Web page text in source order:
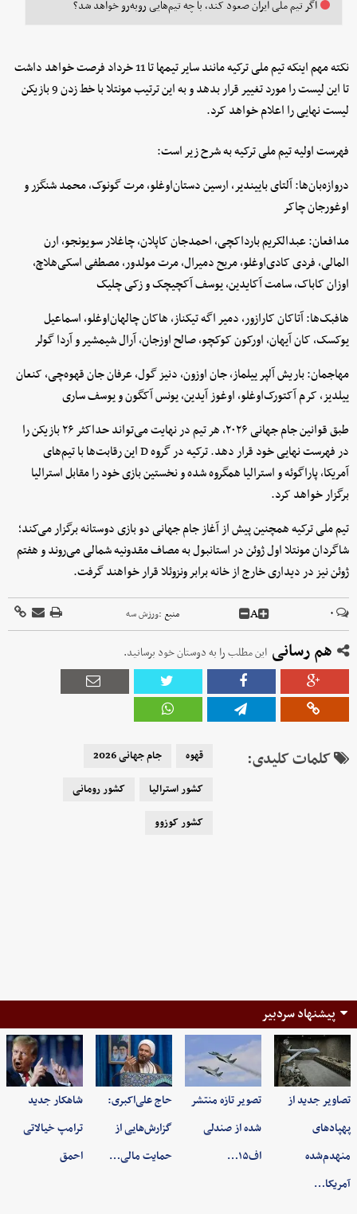
اگر تیم ملی ایران صعود کند، با چه تیم‌هایی روبه‌رو خواهد شد؟
نکته مهم اینکه تیم ملی ترکیه مانند سایر تیمها تا 11 خرداد فرصت خواهد داشت
تا این لیست را مورد تغییر قرار بدهد و به این ترتیب مونتلا با خط زدن 9 بازیکن
لیست نهایی را اعلام خواهد کرد.
فهرست اولیه تیم ملی ترکیه به شرح زیر است:
دروازه‌بان‌ها: آلتای باییندیر، ارسین دستان‌اوغلو، مرت گونوک، محمد شنگزر و
اوغورجان چاکر
مدافعان: عبدالکریم بارداکچی، احمدجان کاپلان، چاغلار سویونجو، ارن
المالی، فردی کادی‌اوغلو، مریح دمیرال، مرت مولدور، مصطفی اسکی‌هلاچ،
اوزان کاباک، سامت آکایدین، یوسف آکچیچک و زکی چلیک
هافبک‌ها: آتاکان کارازور، دمیر اگه تیکناز، هاکان چالهان‌اوغلو، اسماعیل
یوکسک، کان آیهان، اورکون کوکچو، صالح اوزجان، آرال شیمشیر و آردا گولر
مهاجمان: باریش آلپر ییلماز، جان اوزون، دنیز گول، عرفان جان قهوه‌چی، کنعان
ییلدیز، کرم آکتورک‌اوغلو، اوغوز آیدین، یونس آکگون و یوسف ساری
طبق قوانین جام جهانی ۲۰۲۶، هر تیم در نهایت می‌تواند حداکثر ۲۶ بازیکن را
در فهرست نهایی خود قرار دهد. ترکیه در گروه D این رقابت‌ها با تیم‌های
آمریکا، پاراگوئه و استرالیا همگروه شده و نخستین بازی خود را مقابل استرالیا
برگزار خواهد کرد.
تیم ملی ترکیه همچنین پیش از آغاز جام جهانی دو بازی دوستانه برگزار می‌کند؛
شاگردان مونتلا اول ژوئن در استانبول به مصاف مقدونیه شمالی می‌روند و هفتم
ژوئن نیز در دیداری خارج از خانه برابر ونزوئلا قرار خواهند گرفت.
۰ A منبع :ورزش سه
هم رسانی این مطلب را به دوستان خود برسانید.
کلمات کلیدی: قهوه
جام جهانی 2026
کشور استرالیا
کشور رومانی
کشور کوزوو
پیشنهاد سردبیر
تصاویر جدید از
پهپادهای
منهدم‌شده
آمریکا…
تصویر تازه منتشر
شده از صندلی
اف۱۵…
حاج علی‌اکبری:
گزارش‌هایی از
حمایت مالی…
شاهکار جدید
ترامپ خیالاتی
احمق